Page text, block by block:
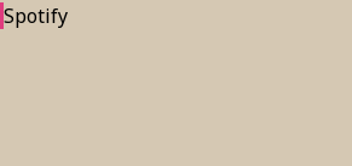
Spotify